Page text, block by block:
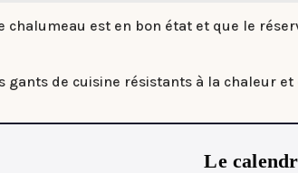
chalumeau est en bon état et que le
gants de cuisine résistants à la chaleur
Le